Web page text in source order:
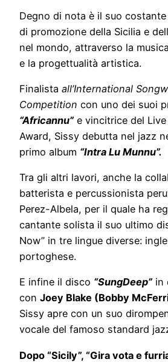
Degno di nota è il suo
di promozione della Sicilia e
nel mondo, attraverso la
e la progettualità artistica.
Finalista all’International
Competition con uno dei suoi
“Africannu” e vincitrice del
Award, Sissy debutta nel jazz
primo album “Intra Lu Munnu”.
Tra gli altri lavori, anche la
batterista e percussionista
Perez-Albela, per il quale ha
cantante solista il suo ultimo
Now” in tre lingue diverse:
portoghese.
E infine il disco “SungDeep” in
con Joey Blake (Bobby
Sissy apre con un suo
vocale del famoso standard
Dopo “Sicily”, “Gira vota e